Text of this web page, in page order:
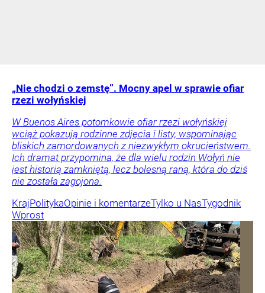
„Nie chodzi o zemstę”. Mocny apel w sprawie ofiar
rzezi wołyńskiej
W Buenos Aires potomkowie ofiar rzezi wołyńskiej
wciąż pokazują rodzinne zdjęcia i listy, wspominając
bliskich zamordowanych z niezwykłym okrucieństwem.
Ich dramat przypomina, że dla wielu rodzin Wołyń nie
jest historią zamkniętą, lecz bolesną raną, która do dziś
nie została zagojona.
KrajPolitykaOpinie i komentarzeTylko u NasTygodnik
Wprost